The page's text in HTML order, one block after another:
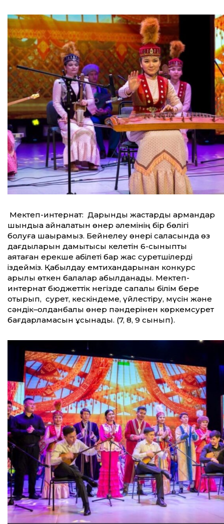
Мектеп-интернат: Дарынды жастарды армандар
шындыққа айналатын өнер әлемінің бір бөлігі
болуға шақырамыз. Бейнелеу өнері саласында өз
дағдыларын дамытқысы келетін 6-сыныпты
аяқтаған ерекше қабілеті бар жас суретшілерді
іздейміз. Қабылдау емтихандарынан конкурс
арқылы өткен балалар қабылданады. Мектеп-
интернат бюджеттік негізде сапалы білім бере
отырып, сурет, кескіндеме, үйлестіру, мүсін және
сәндік–қолданбалы өнер пәндерінен көркемсурет
бағдарламасын ұсынады. (7, 8, 9 сынып).